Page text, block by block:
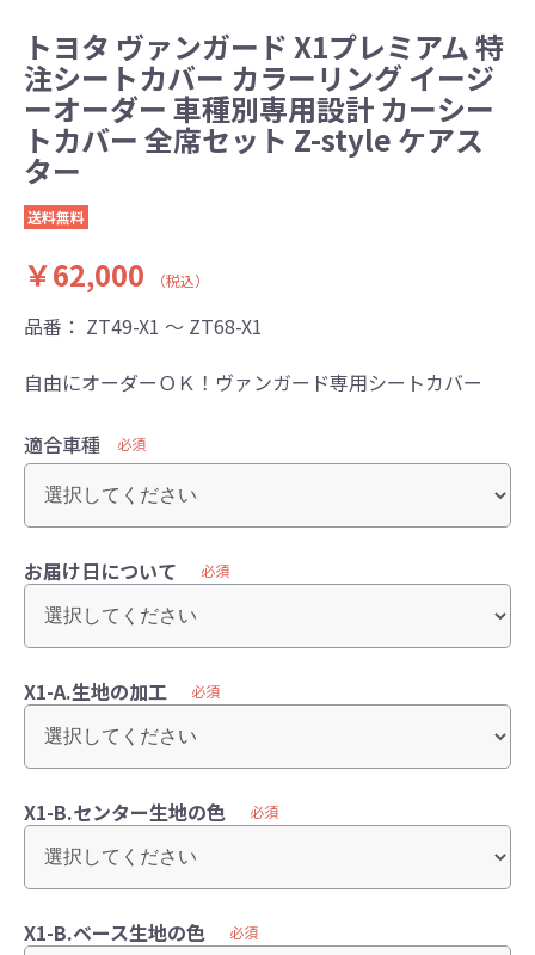
トヨタ ヴァンガード X1プレミアム 特
注シートカバー カラーリング イージ
ーオーダー 車種別専用設計 カーシー
トカバー 全席セット Z-style ケアス
ター
送料無料
￥62,000 （税込）
品番： ZT49-X1 ～ ZT68-X1
自由にオーダーＯＫ！ヴァンガード専用シートカバー
適合車種 必須
お届け日について 必須
X1-A.生地の加工 必須
X1-B.センター生地の色 必須
X1-B.ベース生地の色 必須